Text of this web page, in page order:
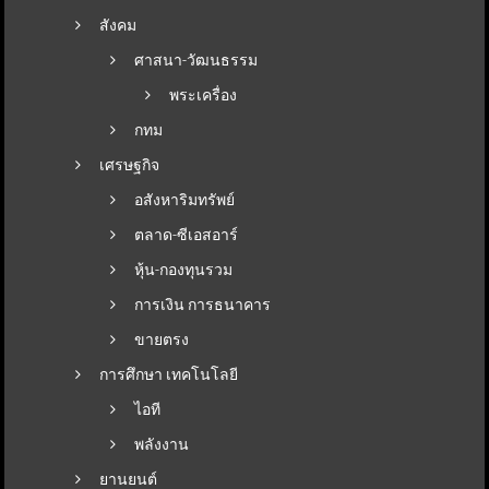
สังคม
ศาสนา-วัฒนธรรม
พระเครื่อง
กทม
เศรษฐกิจ
อสังหาริมทรัพย์
ตลาด-ซีเอสอาร์
หุ้น-กองทุนรวม
การเงิน การธนาคาร
ขายตรง
การศึกษา เทคโนโลยี
ไอที
พลังงาน
ยานยนต์